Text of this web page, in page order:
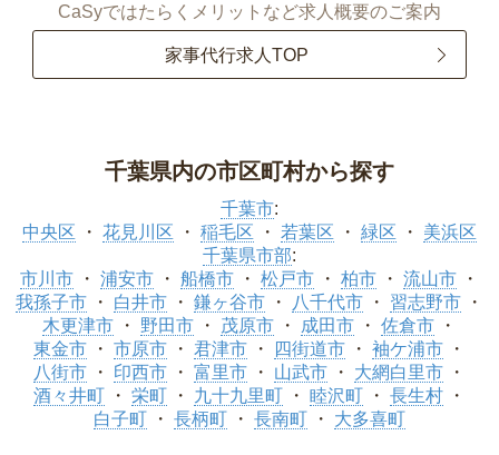
CaSyではたらくメリットなど求人概要のご案内
家事代行求人TOP
千葉県内の市区町村から探す
千葉市:
中央区
花見川区 稲毛区 若葉区 緑区
美浜区
千葉県市部:
市川市
浦安市 船橋市 松戸市 柏市
流山市
我孫子市
白井市 鎌ヶ谷市 八千代市
習志野市
木更津市
野田市 茂原市 成田市
佐倉市
東金市
市原市 君津市 四街道市
袖ケ浦市
八街市
印西市 富里市 山武市
大網白里市
酒々井町
栄町 九十九里町 睦沢町
長生村
白子町
長柄町 長南町 大多喜町